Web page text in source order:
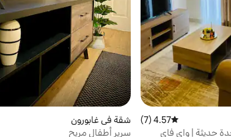
متوسط التقييم 4.57 من 5، 7 مراجعات
4.57 (7)
واحدة حديثة | واي فاي
شقة في غابورون
سرير أطفال مريح